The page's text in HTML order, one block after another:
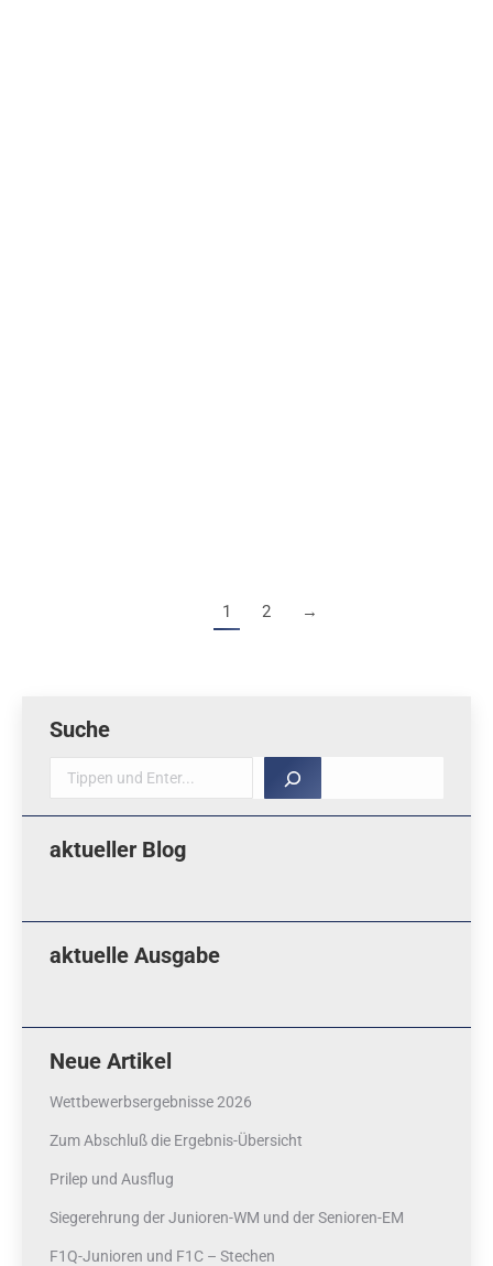
1 2 →
Suche
Suche
aktueller Blog
aktuelle Ausgabe
Neue Artikel
Wettbewerbsergebnisse 2026
Zum Abschluß die Ergebnis-Übersicht
Prilep und Ausflug
Siegerehrung der Junioren-WM und der Senioren-EM
F1Q-Junioren und F1C – Stechen